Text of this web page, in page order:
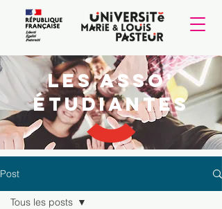
Les Asso'
étudiantes
Post
Tous les posts